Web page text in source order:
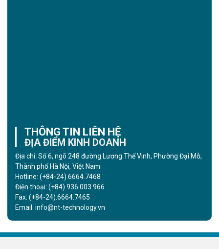
THÔNG TIN LIÊN HỆ
ĐỊA ĐIỂM KINH DOANH
Địa chỉ: Số 6, ngõ 248 đường Lương Thế Vinh, Phường Đại Mỗ,
Thành phố Hà Nội, Việt Nam
Hotline: (+84-24).6664.7468
Điện thoại: (+84) 936.003.966
Fax: (+84-24).6664.7465
Email: info@nt-technology.vn